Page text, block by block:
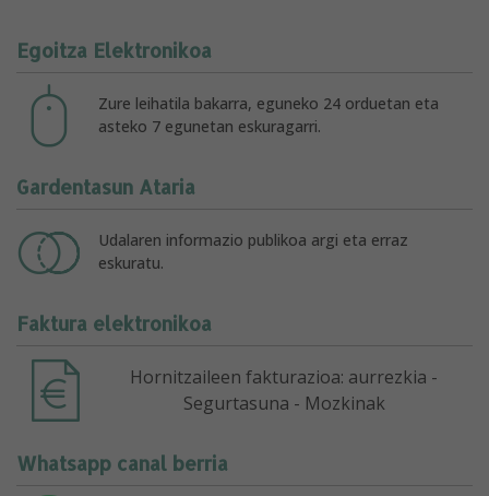
Egoitza Elektronikoa
Zure leihatila bakarra, eguneko 24 orduetan eta
asteko 7 egunetan eskuragarri.
Gardentasun Ataria
Udalaren informazio publikoa argi eta erraz
eskuratu.
Faktura elektronikoa
Hornitzaileen fakturazioa: aurrezkia -
Segurtasuna - Mozkinak
Whatsapp canal berria